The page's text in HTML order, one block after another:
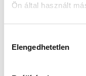
Ön által használt
Elengedhetetlen
a
Látványos